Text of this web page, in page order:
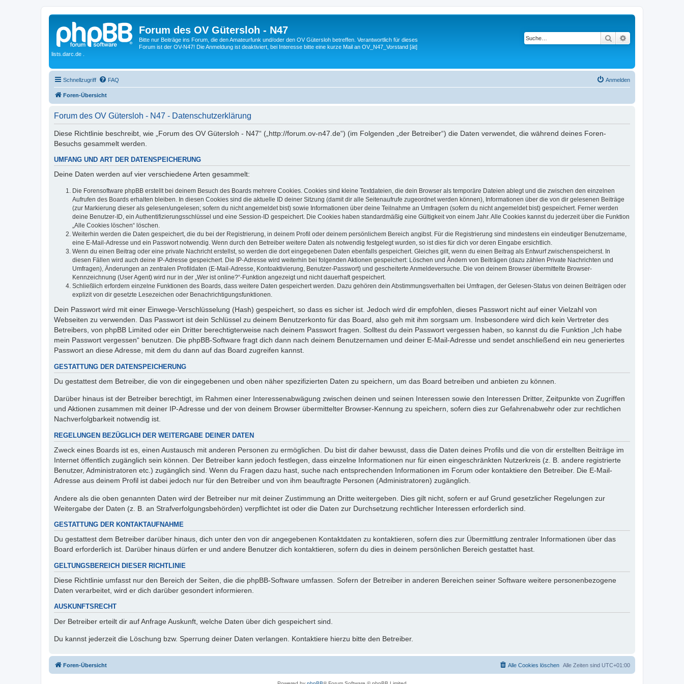
Forum des OV Gütersloh - N47
Bitte nur Beiträge ins Forum, die den Amateurfunk und/oder den OV Gütersloh betreffen. Verantwortlich für dieses
Forum ist der OV-N47! Die Anmeldung ist deaktiviert, bei Interesse bitte eine kurze Mail an OV_N47_Vorstand [ät]
lists.darc.de .
Suche
Schnellzugriff FAQ Anmelden
Foren-Übersicht
Forum des OV Gütersloh - N47 - Datenschutzerklärung
Diese Richtlinie beschreibt, wie „Forum des OV Gütersloh - N47“ („http://forum.ov-n47.de“) (im Folgenden „der Betreiber“) die Daten verwendet, die während deines Foren-
Besuchs gesammelt werden.
UMFANG UND ART DER DATENSPEICHERUNG
Deine Daten werden auf vier verschiedene Arten gesammelt:
Die Forensoftware phpBB erstellt bei deinem Besuch des Boards mehrere Cookies. Cookies sind kleine Textdateien, die dein Browser als temporäre Dateien ablegt und die zwischen den einzelnen
Aufrufen des Boards erhalten bleiben. In diesen Cookies sind die aktuelle ID deiner Sitzung (damit dir alle Seitenaufrufe zugeordnet werden können), Informationen über die von dir gelesenen Beiträge
(zur Markierung dieser als gelesen/ungelesen; sofern du nicht angemeldet bist) sowie Informationen über deine Teilnahme an Umfragen (sofern du nicht angemeldet bist) gespeichert. Ferner werden
deine Benutzer-ID, ein Authentifizierungsschlüssel und eine Session-ID gespeichert. Die Cookies haben standardmäßig eine Gültigkeit von einem Jahr. Alle Cookies kannst du jederzeit über die Funktion
„Alle Cookies löschen“ löschen.
Weiterhin werden die Daten gespeichert, die du bei der Registrierung, in deinem Profil oder deinem persönlichem Bereich angibst. Für die Registrierung sind mindestens ein eindeutiger Benutzername,
eine E-Mail-Adresse und ein Passwort notwendig. Wenn durch den Betreiber weitere Daten als notwendig festgelegt wurden, so ist dies für dich vor deren Eingabe ersichtlich.
Wenn du einen Beitrag oder eine private Nachricht erstellst, so werden die dort eingegebenen Daten ebenfalls gespeichert. Gleiches gilt, wenn du einen Beitrag als Entwurf zwischenspeicherst. In
diesen Fällen wird auch deine IP-Adresse gespeichert. Die IP-Adresse wird weiterhin bei folgenden Aktionen gespeichert: Löschen und Ändern von Beiträgen (dazu zählen Private Nachrichten und
Umfragen), Änderungen an zentralen Profildaten (E-Mail-Adresse, Kontoaktivierung, Benutzer-Passwort) und gescheiterte Anmeldeversuche. Die von deinem Browser übermittelte Browser-
Kennzeichnung (User Agent) wird nur in der „Wer ist online?“-Funktion angezeigt und nicht dauerhaft gespeichert.
Schließlich erfordern einzelne Funktionen des Boards, dass weitere Daten gespeichert werden. Dazu gehören dein Abstimmungsverhalten bei Umfragen, der Gelesen-Status von deinen Beiträgen oder
explizit von dir gesetzte Lesezeichen oder Benachrichtigungsfunktionen.
Dein Passwort wird mit einer Einwege-Verschlüsselung (Hash) gespeichert, so dass es sicher ist. Jedoch wird dir empfohlen, dieses Passwort nicht auf einer Vielzahl von
Webseiten zu verwenden. Das Passwort ist dein Schlüssel zu deinem Benutzerkonto für das Board, also geh mit ihm sorgsam um. Insbesondere wird dich kein Vertreter des
Betreibers, von phpBB Limited oder ein Dritter berechtigterweise nach deinem Passwort fragen. Solltest du dein Passwort vergessen haben, so kannst du die Funktion „Ich habe
mein Passwort vergessen“ benutzen. Die phpBB-Software fragt dich dann nach deinem Benutzernamen und deiner E-Mail-Adresse und sendet anschließend ein neu generiertes
Passwort an diese Adresse, mit dem du dann auf das Board zugreifen kannst.
GESTATTUNG DER DATENSPEICHERUNG
Du gestattest dem Betreiber, die von dir eingegebenen und oben näher spezifizierten Daten zu speichern, um das Board betreiben und anbieten zu können.
Darüber hinaus ist der Betreiber berechtigt, im Rahmen einer Interessenabwägung zwischen deinen und seinen Interessen sowie den Interessen Dritter, Zeitpunkte von Zugriffen
und Aktionen zusammen mit deiner IP-Adresse und der von deinem Browser übermittelter Browser-Kennung zu speichern, sofern dies zur Gefahrenabwehr oder zur rechtlichen
Nachverfolgbarkeit notwendig ist.
REGELUNGEN BEZÜGLICH DER WEITERGABE DEINER DATEN
Zweck eines Boards ist es, einen Austausch mit anderen Personen zu ermöglichen. Du bist dir daher bewusst, dass die Daten deines Profils und die von dir erstellten Beiträge im
Internet öffentlich zugänglich sein können. Der Betreiber kann jedoch festlegen, dass einzelne Informationen nur für einen eingeschränkten Nutzerkreis (z. B. andere registrierte
Benutzer, Administratoren etc.) zugänglich sind. Wenn du Fragen dazu hast, suche nach entsprechenden Informationen im Forum oder kontaktiere den Betreiber. Die E-Mail-
Adresse aus deinem Profil ist dabei jedoch nur für den Betreiber und von ihm beauftragte Personen (Administratoren) zugänglich.
Andere als die oben genannten Daten wird der Betreiber nur mit deiner Zustimmung an Dritte weitergeben. Dies gilt nicht, sofern er auf Grund gesetzlicher Regelungen zur
Weitergabe der Daten (z. B. an Strafverfolgungsbehörden) verpflichtet ist oder die Daten zur Durchsetzung rechtlicher Interessen erforderlich sind.
GESTATTUNG DER KONTAKTAUFNAHME
Du gestattest dem Betreiber darüber hinaus, dich unter den von dir angegebenen Kontaktdaten zu kontaktieren, sofern dies zur Übermittlung zentraler Informationen über das
Board erforderlich ist. Darüber hinaus dürfen er und andere Benutzer dich kontaktieren, sofern du dies in deinem persönlichen Bereich gestattet hast.
GELTUNGSBEREICH DIESER RICHTLINIE
Diese Richtlinie umfasst nur den Bereich der Seiten, die die phpBB-Software umfassen. Sofern der Betreiber in anderen Bereichen seiner Software weitere personenbezogene
Daten verarbeitet, wird er dich darüber gesondert informieren.
AUSKUNFTSRECHT
Der Betreiber erteilt dir auf Anfrage Auskunft, welche Daten über dich gespeichert sind.
Du kannst jederzeit die Löschung bzw. Sperrung deiner Daten verlangen. Kontaktiere hierzu bitte den Betreiber.
Foren-Übersicht Alle Zeiten sind UTC+01:00
Alle Cookies löschen